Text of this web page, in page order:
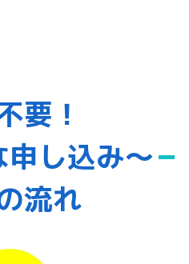
要！
申し込み～
流れ